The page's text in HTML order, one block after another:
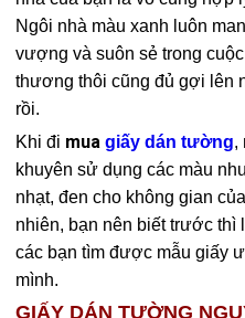
Ngôi nhà màu xanh luôn
vượng và suôn sẻ trong
thương thôi cũng đủ gợi lên
rồi.
Khi đi muagiấy dán tường,
khuyên sử dụng các màu
nhạt, đen cho không gian
nhiên, bạn nên biết trước
các bạn tìm được mẫu giấy
mình.
GIẤY DÁN TƯỜNG